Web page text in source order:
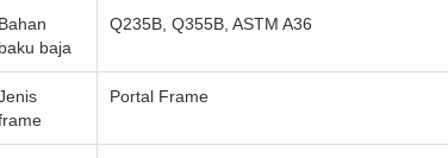
baja
Q235B, Q355B, ASTM A36
Portal Frame